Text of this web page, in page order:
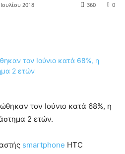
2018 0
360
τον Ιούνιο κατά 68%, η
2 ετών.
smartphone HTC